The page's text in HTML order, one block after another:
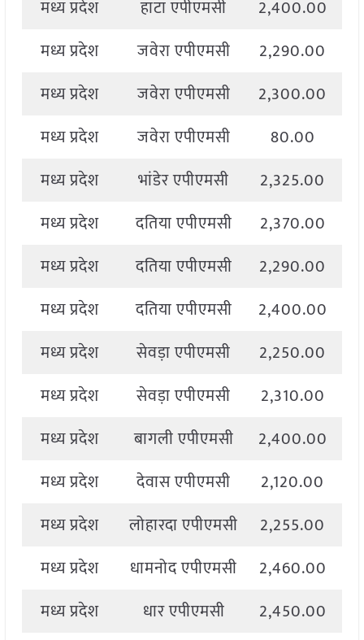
मध्य प्रदेश
हाटा एपीएमसी 2,400.00
मध्य प्रदेश
जवेरा एपीएमसी 2,290.00
मध्य प्रदेश
जवेरा एपीएमसी 2,300.00
मध्य प्रदेश
जवेरा एपीएमसी 80.00
मध्य प्रदेश
भांडेर एपीएमसी 2,325.00
मध्य प्रदेश
दतिया एपीएमसी 2,370.00
मध्य प्रदेश
दतिया एपीएमसी 2,290.00
मध्य प्रदेश
दतिया एपीएमसी 2,400.00
मध्य प्रदेश
सेवड़ा एपीएमसी 2,250.00
मध्य प्रदेश
सेवड़ा एपीएमसी 2,310.00
मध्य प्रदेश
बागली एपीएमसी 2,400.00
मध्य प्रदेश
देवास एपीएमसी 2,120.00
मध्य प्रदेश
लोहारदा एपीएमसी 2,255.00
मध्य प्रदेश
धामनोद एपीएमसी 2,460.00
मध्य प्रदेश
धार एपीएमसी 2,450.00